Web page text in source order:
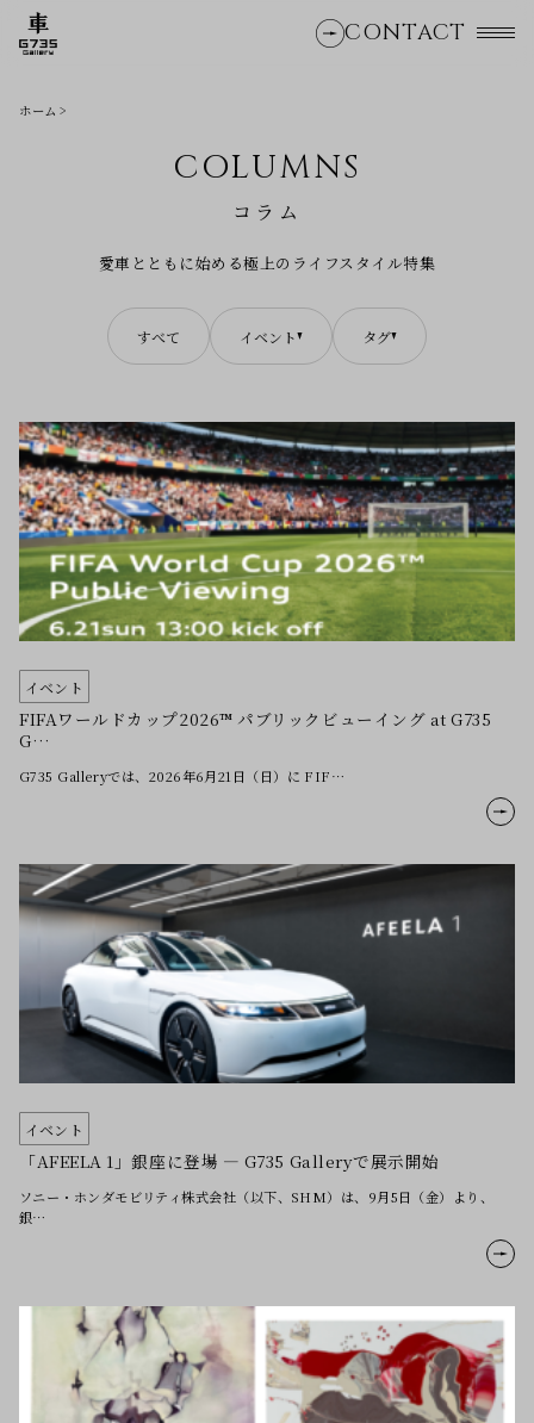
CONTACT
ホーム
COLUMNS
コラム
愛車とともに始める極上のライフスタイル特集
すべて イベント タグ
イベント
FIFAワールドカップ2026™ パブリックビューイング at G735
G…
G735 Galleryでは、2026年6月21日（日）に FIF…
イベント
「AFEELA 1」銀座に登場 ― G735 Galleryで展示開始
ソニー・ホンダモビリティ株式会社（以下、SHM）は、9月5日（金）より、
銀…